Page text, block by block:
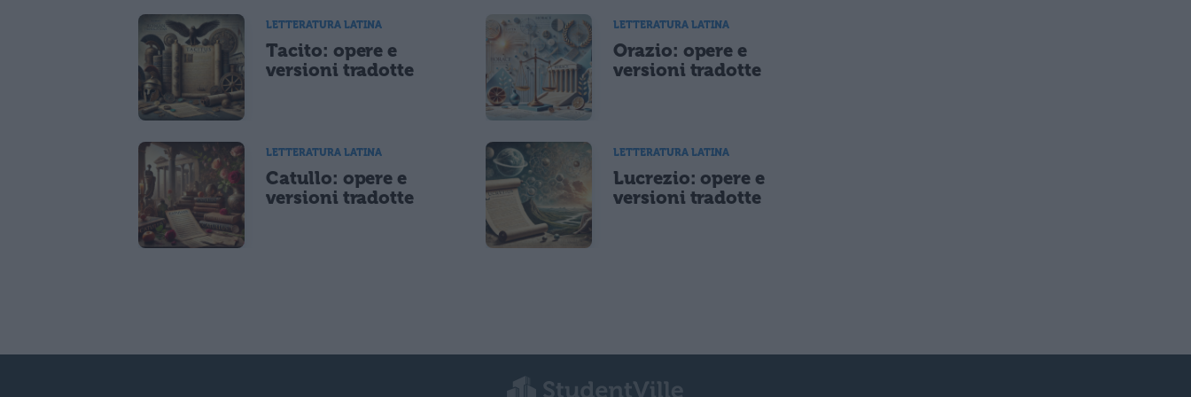
LETTERATURA LATINA
Tacito: opere e
versioni tradotte
LETTERATURA LATINA
Orazio: opere e
versioni tradotte
LETTERATURA LATINA
Catullo: opere e
versioni tradotte
LETTERATURA LATINA
Lucrezio: opere e
versioni tradotte